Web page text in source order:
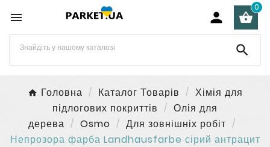
  
0

Головна Каталог Товарів
Хімія для
підлогових покриттів
Олія для
дерева
Osmo
Для зовнішніх робіт
Непрозора фарба Landhausfarbe сірий антрацит